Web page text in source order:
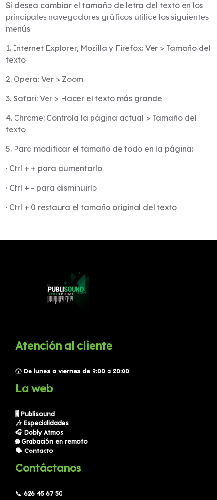
Si desea cambiar el tamaño de letra del texto en los
principales navegadores gráficos utilice los siguientes
menús:
1. Internet Explorer, Mozilla y Firefox: Ver > Tamaño del
texto
2. Opera: Ver > Zoom
3. Safari: Ver > Hacer el texto más grande
4. Chrome: Controla la página actual > Tamaño del
texto
5. Para modificar el tamaño de todo en la página:
· Ctrl + + para aumentarlo
· Ctrl + - para disminuirlo
· Ctrl + 0 restaura el tamaño original del texto
Atención al cliente
🕜 De lunes a viernes de 9:00 a 20:00
La web
🎚️ Publisound
🎶 Especialidades
🎧 Dobly Atmos
🌐Grabación en remoto
🗣️ Contacto
Contáctanos
📞 626 45 67 50